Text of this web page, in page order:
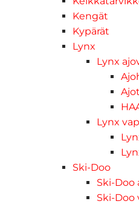
Kengät
Kypärät
Lynx
Lynx
Lynx
Ski-Doo
Ski-Doo
Ski-Doo